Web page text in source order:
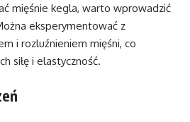
mięśnie kegla, warto wprowadzić
eksperymentować z
i rozluźnieniem mięśni, co
siłę i elastyczność.